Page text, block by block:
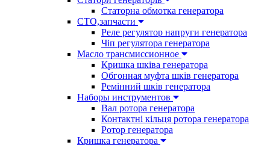
Статорна обмотка генератора
СТО,запчасти
Реле регулятор напруги генератора
Чіп регулятора генератора
Масло трансмиссионное
Кришка шківа генератора
Обгонная муфта шків генератора
Ремінний шків генератора
Наборы инструментов
Вал ротора генератора
Контактні кільця ротора генератора
Ротор генератора
Кришка генератора